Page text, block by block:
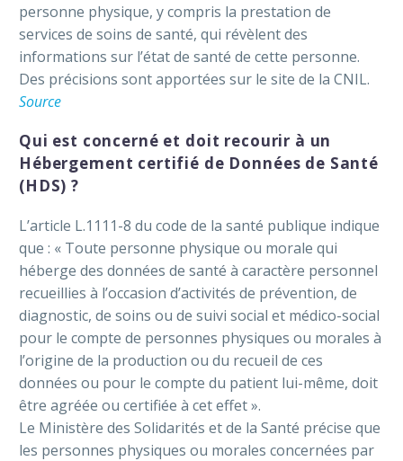
personne physique, y compris la prestation de
services de soins de santé, qui révèlent des
informations sur l’état de santé de cette personne.
Des précisions sont apportées sur le site de la CNIL.
Source
Qui est concerné et doit recourir à un
Hébergement certifié de Données de Santé
(HDS) ?
L’article L.1111-8 du code de la santé publique indique
que : « Toute personne physique ou morale qui
héberge des données de santé à caractère personnel
recueillies à l’occasion d’activités de prévention, de
diagnostic, de soins ou de suivi social et médico-social
pour le compte de personnes physiques ou morales à
l’origine de la production ou du recueil de ces
données ou pour le compte du patient lui-même, doit
être agréée ou certifiée à cet effet ».
Le Ministère des Solidarités et de la Santé précise que
les personnes physiques ou morales concernées par